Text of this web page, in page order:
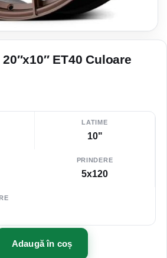
ET40 Culoare
LATIME
10"
PRINDERE
5x120
20"x10" ET40 Culoare BRONZE
Adaugă în coș